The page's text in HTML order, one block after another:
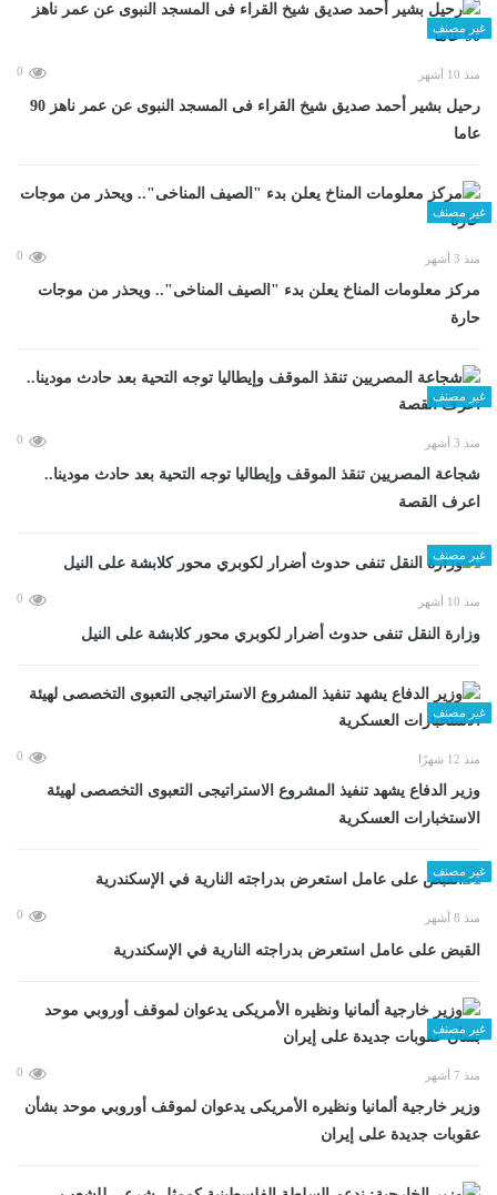
غير مصنف
منذ 10 أشهر 0
رحيل بشير أحمد صديق شيخ القراء فى المسجد النبوى عن عمر ناهز 90
عاما
غير مصنف
منذ 3 أشهر 0
مركز معلومات المناخ يعلن بدء "الصيف المناخى".. ويحذر من موجات
حارة
غير مصنف
منذ 3 أشهر 0
شجاعة المصريين تنقذ الموقف وإيطاليا توجه التحية بعد حادث مودينا..
اعرف القصة
غير مصنف
منذ 10 أشهر 0
وزارة النقل تنفى حدوث أضرار لكوبري محور كلابشة على النيل
غير مصنف
منذ 12 شهرًا 0
وزير الدفاع يشهد تنفيذ المشروع الاستراتيجى التعبوى التخصصى لهيئة
الاستخبارات العسكرية
غير مصنف
منذ 8 أشهر 0
القبض على عامل استعرض بدراجته النارية في الإسكندرية
غير مصنف
منذ 7 أشهر 0
وزير خارجية ألمانيا ونظيره الأمريكى يدعوان لموقف أوروبي موحد بشأن
عقوبات جديدة على إيران